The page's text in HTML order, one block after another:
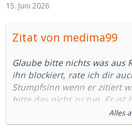
15. Juni 2026
Zitat von medima99
Glaube bitte nichts was aus
ihn blockiert, rate ich dir
Stumpfsinn wenn er zitiert
bitte das nicht zu tun. Er ist
das weiß er auch selbst
Seite.
Alles